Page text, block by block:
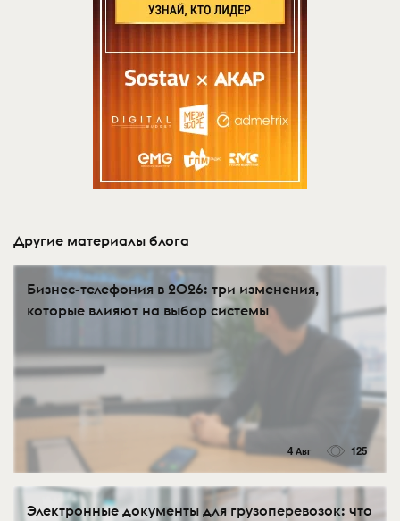
Другие материалы блога
Бизнес-телефония в 2026: три изменения,
которые влияют на выбор системы
4 Авг 125
Электронные документы для грузоперевозок: что